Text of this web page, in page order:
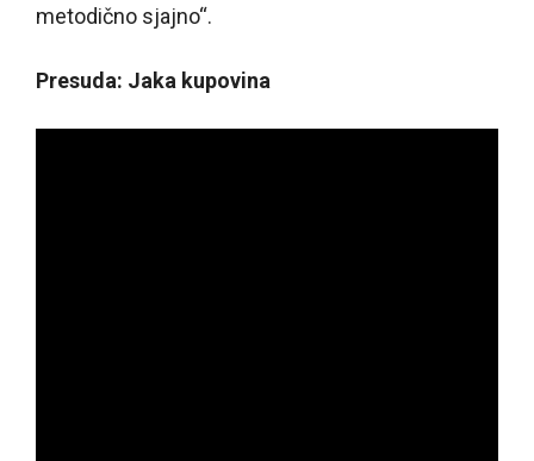
metodično sjajno“.
Presuda: Jaka kupovina